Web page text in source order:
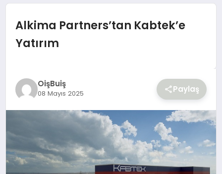
EKONOMİ
GÜNCEL
SPOR
YAŞAM
Alkima Partners’tan Kabtek’e
Yatırım
OişBuiş
08 Mayıs 2025 Paylaş